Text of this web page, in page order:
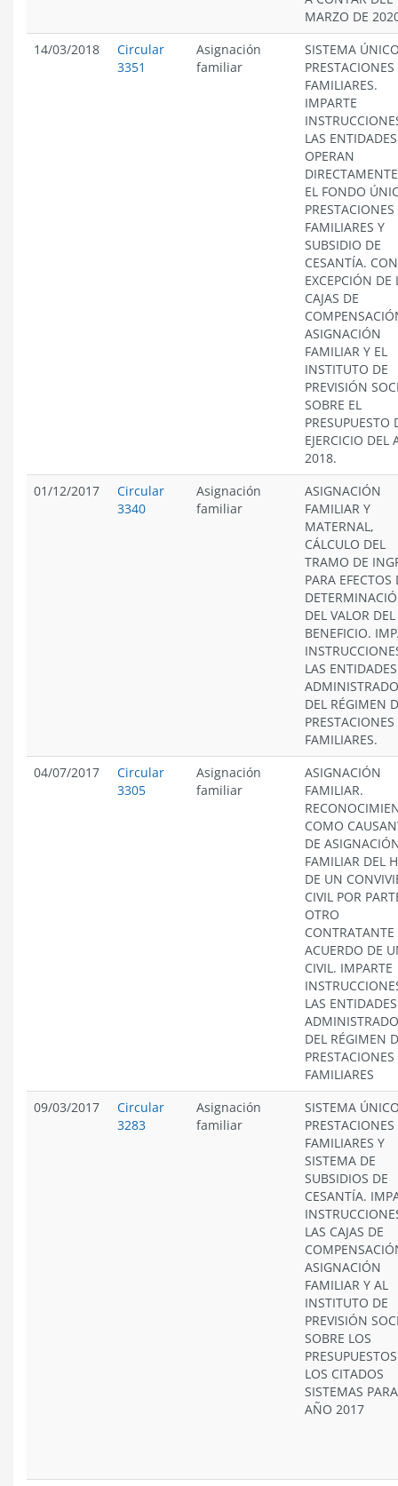
MARZO DE
14/03/2018
Circular
3351
Asignación
familiar
SISTEMA
PRESTACIONES
FAMILIARES.
IMPARTE
LAS
OPERAN
EL FONDO
PRESTACIONES
FAMILIARES Y
SUBSIDIO DE
CESANTÍA. CON
EXCEPCIÓN DE
CAJAS DE
ASIGNACIÓN
FAMILIAR Y EL
INSTITUTO DE
PREVISIÓN
SOBRE EL
PRESUPUESTO
EJERCICIO DEL
2018.
01/12/2017
Circular
3340
Asignación
familiar
ASIGNACIÓN
FAMILIAR Y
MATERNAL,
CÁLCULO DEL
TRAMO DE
PARA EFECTOS
DEL VALOR DEL
BENEFICIO.
LAS ENTIDADES
DEL RÉGIMEN
PRESTACIONES
FAMILIARES.
04/07/2017
Circular
3305
Asignación
familiar
ASIGNACIÓN
FAMILIAR.
COMO
DE
FAMILIAR DEL
DE UN
CIVIL POR
OTRO
CONTRATANTE
ACUERDO DE
CIVIL. IMPARTE
LAS ENTIDADES
DEL RÉGIMEN
PRESTACIONES
FAMILIARES
09/03/2017
Circular
3283
Asignación
familiar
SISTEMA
PRESTACIONES
FAMILIARES Y
SISTEMA DE
SUBSIDIOS DE
CESANTÍA.
LAS CAJAS DE
ASIGNACIÓN
FAMILIAR Y AL
INSTITUTO DE
PREVISIÓN
SOBRE LOS
LOS CITADOS
SISTEMAS
AÑO 2017